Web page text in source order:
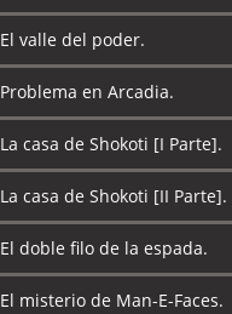
El valle del poder.
Problema en Arcadia.
La casa de Shokoti [I Parte].
La casa de Shokoti [II Parte].
El doble filo de la espada.
El misterio de Man-E-Faces.